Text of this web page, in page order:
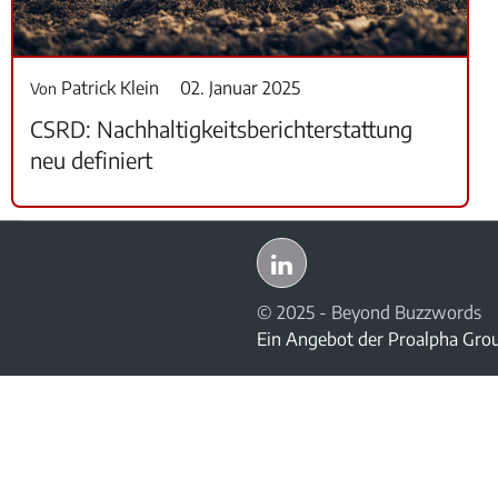
Von Patrick Klein 02. Januar 2025
CSRD: Nachhaltigkeitsberichterstattung
neu definiert
© 2025 - Beyond Buzzwords
Ein Angebot der Proalpha